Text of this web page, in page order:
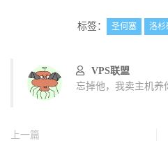
标签： 圣何塞 洛杉
VPS联盟
忘掉他，我卖主机养
上一篇